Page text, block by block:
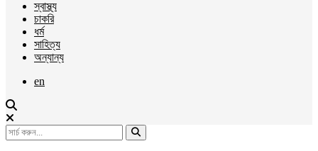
স্বাস্থ্য
চাকরি
ধর্ম
সাহিত্য
অন্যান্য
en